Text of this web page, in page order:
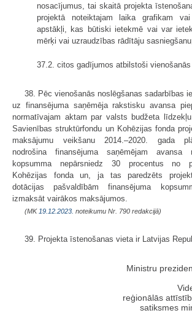
nosacījumus, tai skaitā projekta
projektā noteiktajam laika grafikam
apstākļi, kas būtiski ietekmē vai var
mērķi vai uzraudzības rādītāju
37.2. citos gadījumos atbilstoši vienošanās
38. Pēc vienošanās noslēgšanas sadarbības
uz finansējuma saņēmēja rakstisku avansa
normatīvajam aktam par valsts budžeta
Savienības struktūrfondu un Kohēzijas fonda
maksājumu veikšanu 2014.–2020. gada
nodrošina finansējuma saņēmējam avansa
kopsumma nepārsniedz 30 procentus no
Kohēzijas fonda un, ja tas paredzēts
dotācijas pašvaldībām finansējuma
izmaksāt vairākos maksājumos.
(MK 19.12.2023. noteikumu Nr. 790 redakcijā)
39. Projekta īstenošanas vieta ir Latvijas
Ministru
reģionālās
satiksmes